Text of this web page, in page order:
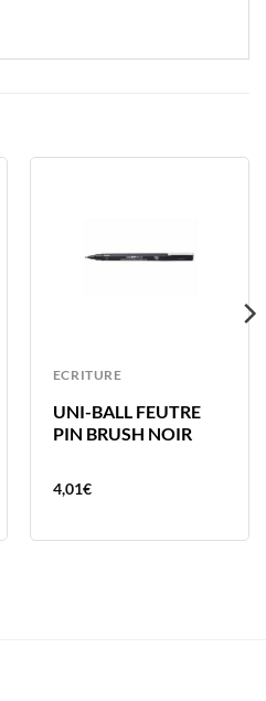
ECRITURE
UNI-BALL FEUTRE
PIN BRUSH NOIR
4,01€